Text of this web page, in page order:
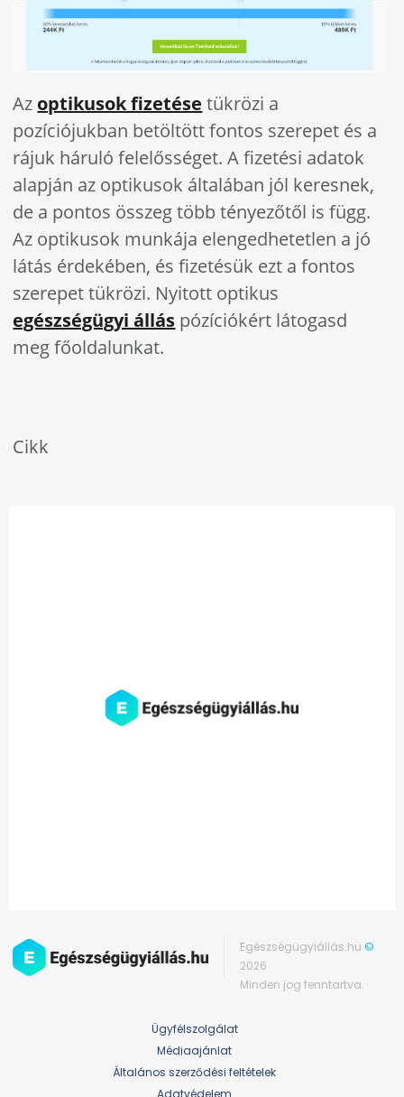
Az optikusok fizetése tükrözi a
pozíciójukban betöltött fontos szerepet és a
rájuk háruló felelősséget. A fizetési adatok
alapján az optikusok általában jól keresnek,
de a pontos összeg több tényezőtől is függ.
Az optikusok munkája elengedhetetlen a jó
látás érdekében, és fizetésük ezt a fontos
szerepet tükrözi. Nyitott optikus
egészségügyi állás pózíciókért látogasd
meg főoldalunkat.
Cikk
Egészségügyiállás.hu©
2026
Minden jog fenntartva.
Ügyfélszolgálat
Médiaajánlat
Általános szerződési feltételek
Adatvédelem